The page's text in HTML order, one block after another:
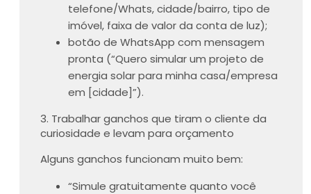
telefone/Whats, cidade/bairro, tipo de
imóvel, faixa de valor da conta de luz);
botão de WhatsApp com mensagem
pronta (“Quero simular um projeto de
energia solar para minha casa/empresa
em [cidade]”).
3. Trabalhar ganchos que tiram o cliente da
curiosidade e levam para orçamento
Alguns ganchos funcionam muito bem:
“Simule gratuitamente quanto você